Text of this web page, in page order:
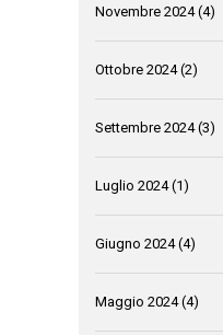
Novembre 2024(4)
Ottobre 2024(2)
Settembre 2024(3)
Luglio 2024(1)
Giugno 2024(4)
Maggio 2024(4)